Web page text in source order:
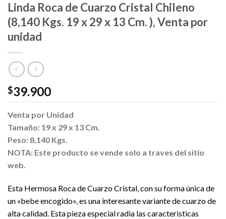
Linda Roca de Cuarzo Cristal Chileno
(8,140 Kgs. 19 x 29 x 13 Cm. ), Venta por
unidad
$39.900
Venta por Unidad
Tamaño: 19 x 29 x 13 Cm.
Peso: 8,140 Kgs.
NOTA: Este producto se vende solo a traves del sitio
web.
Esta Hermosa Roca de Cuarzo Cristal, con su forma única de
un «bebe encogido», es una interesante variante de cuarzo de
alta calidad. Esta pieza especial radia las caracteristicas